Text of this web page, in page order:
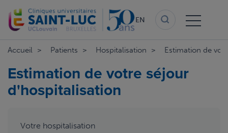
main
EN
Accueil Patients Hospitalisation Estimation de
Estimation de votre séjour
d'hospitalisation
aside
Votre hospitalisation